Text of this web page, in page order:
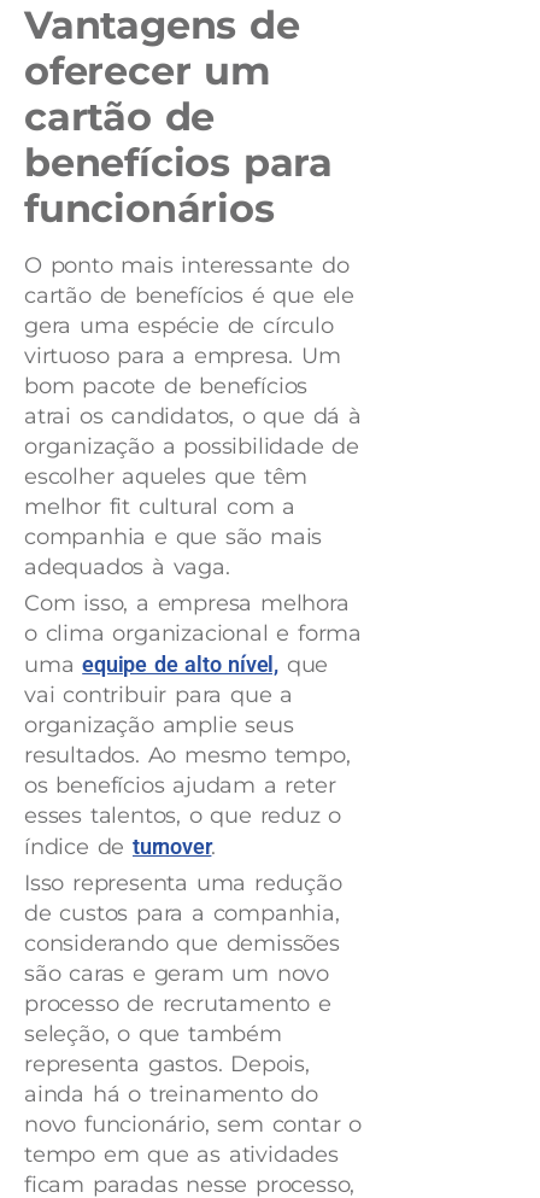
Vantagens de
oferecer um
cartão de
benefícios para
funcionários
O ponto mais interessante do
cartão de benefícios é que ele
gera uma espécie de círculo
virtuoso para a empresa. Um
bom pacote de benefícios
atrai os candidatos, o que dá à
organização a possibilidade de
escolher aqueles que têm
melhor fit cultural com a
companhia e que são mais
adequados à vaga.
Com isso, a empresa melhora
o clima organizacional e forma
umaequipe de alto nível, que
vai contribuir para que a
organização amplie seus
resultados. Ao mesmo tempo,
os benefícios ajudam a reter
esses talentos, o que reduz o
índice deturnover.
Isso representa uma redução
de custos para a companhia,
considerando que demissões
são caras e geram um novo
processo de recrutamento e
seleção, o que também
representa gastos. Depois,
ainda há o treinamento do
novo funcionário, sem contar o
tempo em que as atividades
ficam paradas nesse processo,